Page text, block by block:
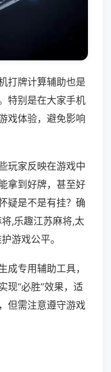
打牌计算辅助也是
特别是在大家手机
戏体验，避免影响
玩家反映在游戏中
拿到好牌，甚至好
疑是不是有挂？确
,乐趣江苏麻将,太
游戏公平。
成专用辅助工具，
现“必胜”效果，适
但需注意遵守游戏